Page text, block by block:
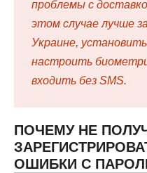
проблемы с
этом случае лучше
Украине,
настроить
входить без SMS.
ПОЧЕМУ НЕ
ОШИБКИ С